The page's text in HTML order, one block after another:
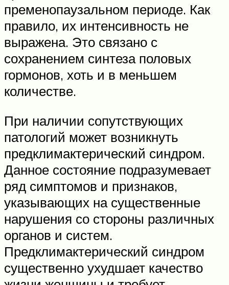
пременопаузальном периоде. Как
правило, их интенсивность не
выражена. Это связано с
сохранением синтеза половых
гормонов, хоть и в меньшем
количестве.
При наличии сопутствующих
патологий может возникнуть
предклимактерический синдром.
Данное состояние подразумевает
ряд симптомов и признаков,
указывающих на существенные
нарушения со стороны различных
органов и систем.
Предклимактерический синдром
существенно ухудшает качество